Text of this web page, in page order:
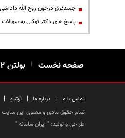
جسدغرق درخون روح الله
پاسخ های دکتر توکلی به
صفحه نخست | بولتن ۲
تماس با ما | درباره ما | آرشیو |
تمام حقوق مادی و معنوی این سایت
طراحی و تولید: " ایران سامانه"